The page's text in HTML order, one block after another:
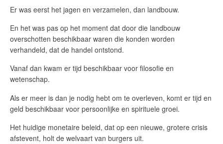
Er was eerst het jagen en verzamelen, dan landbouw.
En het was pas op het moment dat door die landbouw
overschotten beschikbaar waren die konden worden
verhandeld, dat de handel ontstond.
Vanaf dan kwam er tijd beschikbaar voor filosofie en
wetenschap.
Als er meer is dan je nodig hebt om te overleven, komt er tijd en
geld beschikbaar voor persoonlijke en spirituele groei.
Het huidige monetaire beleid, dat op een nieuwe, grotere crisis
afstevent, holt de welvaart van burgers uit.